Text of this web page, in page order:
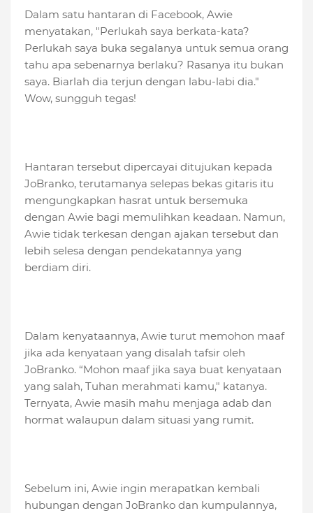
Dalam satu hantaran di Facebook, Awie
menyatakan, "Perlukah saya berkata-kata?
Perlukah saya buka segalanya untuk semua orang
tahu apa sebenarnya berlaku? Rasanya itu bukan
saya. Biarlah dia terjun dengan labu-labi dia."
Wow, sungguh tegas!
Hantaran tersebut dipercayai ditujukan kepada
JoBranko, terutamanya selepas bekas gitaris itu
mengungkapkan hasrat untuk bersemuka
dengan Awie bagi memulihkan keadaan. Namun,
Awie tidak terkesan dengan ajakan tersebut dan
lebih selesa dengan pendekatannya yang
berdiam diri.
Dalam kenyataannya, Awie turut memohon maaf
jika ada kenyataan yang disalah tafsir oleh
JoBranko. “Mohon maaf jika saya buat kenyataan
yang salah, Tuhan merahmati kamu," katanya.
Ternyata, Awie masih mahu menjaga adab dan
hormat walaupun dalam situasi yang rumit.
Sebelum ini, Awie ingin merapatkan kembali
hubungan dengan JoBranko dan kumpulannya,